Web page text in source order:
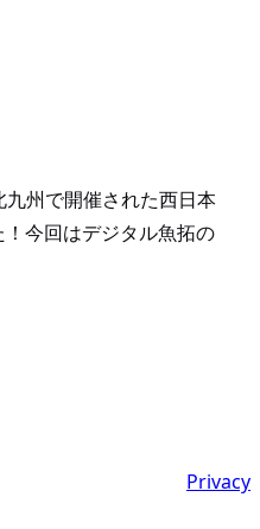
州で開催された西日本
今回はデジタル魚拓の
Privacy